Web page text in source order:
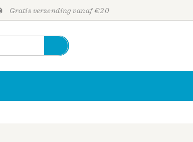
Gratis verzending vanaf €20
Personen